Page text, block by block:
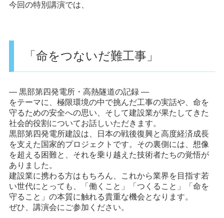
今回の特別講演では、
「命をつないだ難工事」
― 黒部第四発電所・高熱隧道の記録 ―
をテーマに、極限環境の中で挑んだ工事の実話や、命を
守るための安全への思い、そして建設業が果たしてきた
社会的役割についてお話しいただきます。
黒部第四発電所建設は、日本の戦後復興と高度経済成長
を支えた国家的プロジェクトです。その裏側には、想像
を超える困難と、それを乗り越えた技術者たちの覚悟が
ありました。
建設業に携わる方はもちろん、これから業界を目指す若
い世代にとっても、「働くこと」「つくること」「命を
守ること」の本質に触れる貴重な機会となります。
ぜひ、講演会にご参加ください。